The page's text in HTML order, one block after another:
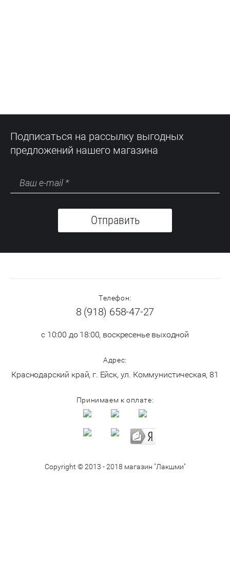
Подписаться на рассылку выгодных
предложений нашего магазина
Отправить
Телефон:
8 (918) 658-47-27
с 10:00 до 18:00, воскресенье выходной
Адрес:
Краснодарский край, г. Ейск, ул. Коммунистическая, 81
Принимаем к оплате:
Copyright © 2013 - 2018 магазин "Лакшми"